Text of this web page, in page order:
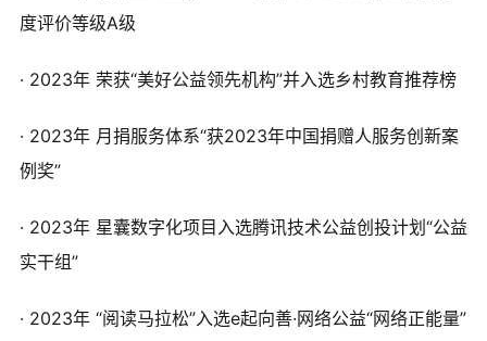
度评价等级A级
· 2023年 荣获“美好公益领先机构”并入选乡村教育推荐榜
· 2023年 月捐服务体系“获2023年中国捐赠人服务创新案
例奖”
· 2023年 星囊数字化项目入选腾讯技术公益创投计划“公益
实干组”
· 2023年 “阅读马拉松”入选e起向善·网络公益“网络正能量”